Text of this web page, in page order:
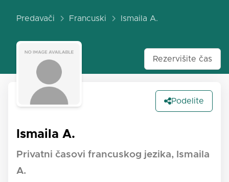
Predavači Francuski Ismaila A.
Rezervišite čas
Podelite
Ismaila A.
Privatni časovi francuskog jezika, Ismaila
A.